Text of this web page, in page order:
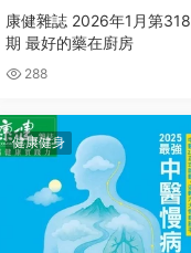
康健雜誌 2026年1月第318
期 最好的藥在廚房
288
健康健身